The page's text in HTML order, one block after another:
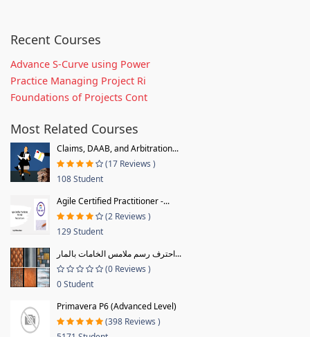
Recent Courses
Advance S-Curve using Power
Practice Managing Project Ri
Foundations of Projects Cont
Most Related Courses
Claims, DAAB, and Arbitration...
(17 Reviews )
108 Student
Agile Certified Practitioner -...
(2 Reviews )
129 Student
احترف رسم ملامس الخامات بالمار...
(0 Reviews )
0 Student
Primavera P6 (Advanced Level)
(398 Reviews )